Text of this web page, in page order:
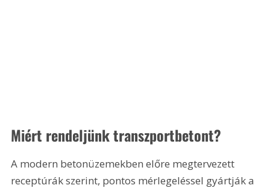
Miért rendeljünk transzportbetont?
A modern betonüzemekben előre megtervezett
receptúrák szerint, pontos mérlegeléssel gyártják a